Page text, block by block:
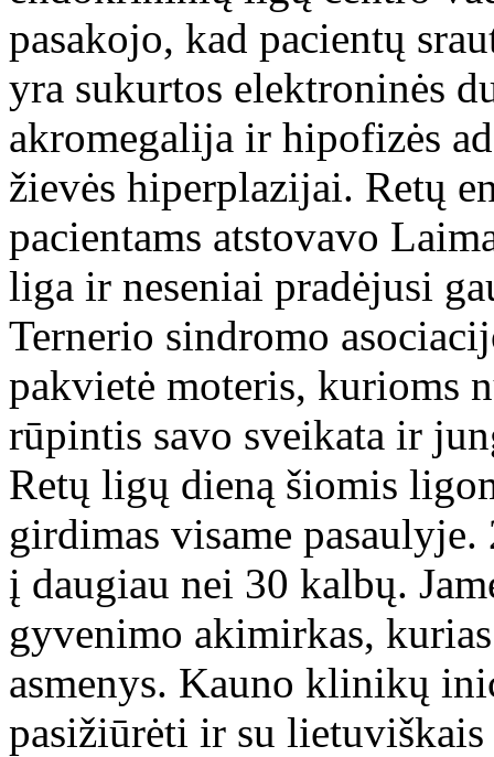
pasakojo, kad pacientų
yra sukurtos elektroninės
akromegalija ir hipofizės
žievės hiperplazijai. Retų
pacientams atstovavo
liga ir neseniai pradėjusi
Ternerio sindromo
pakvietė moteris, kurioms
rūpintis savo sveikata ir
Retų ligų dieną šiomis
girdimas visame
į daugiau nei 30 kalbų.
gyvenimo akimirkas,
asmenys. Kauno klinikų
pasižiūrėti ir su